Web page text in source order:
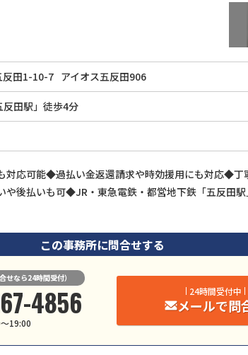
反田1-10-7 アイオス五反田906
田駅」徒歩4分
応可能◆過払い金返還請求や時効援用にも対応◆
後払いも可◆JR・東急電鉄・都営地下鉄「五反田
この事務所に問合せする
せなら24時間受付）
4856
19:00
24時間受付中
メールで問